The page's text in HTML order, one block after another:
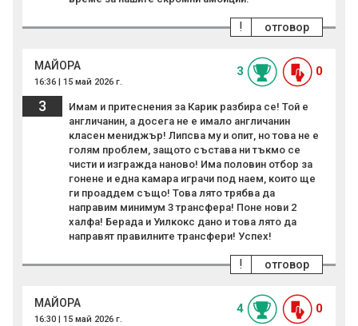
отговор
!
MAЙОРА
16:36 | 15 май 2026 г.
3 0
3
Имам и притеснения за Карик разбира се! Той е
англичанин, а досега не е имало англичанин
класен мениджър! Липсва му и опит, но това не е
голям проблем, защото състава ни тъкмо се
чисти и изгражда наново! Има половин отбор за
гонене и една камара играчи под наем, които ще
ги проаддем също! Това лято трябва да
направим минимум 3 трансфера! Поне нови 2
халфа! Берада и Уилкокс дано и това лято да
направят правилните трансфери! Успех!
отговор
!
MAЙОРА
16:30 | 15 май 2026 г.
4 0